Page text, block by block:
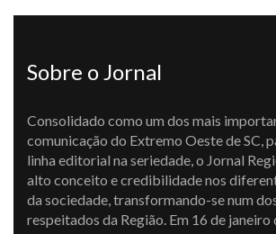
Sobre o Jornal
Consolidado como um dos mais
comunicação do Extremo Oeste de SC,
linha editorial na seriedade, o Jornal
alto conceito e credibilidade nos
da sociedade, transformando-se num
respeitados da Região. Em 16 de janeiro